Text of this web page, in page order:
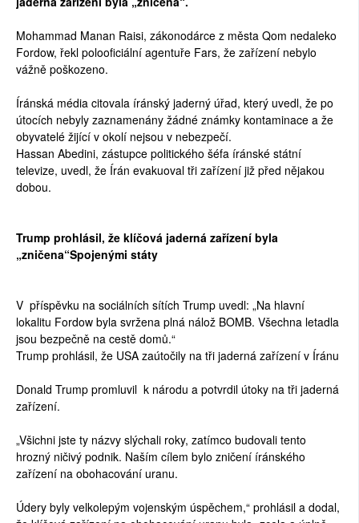
Mohammad Manan Raisi, zákonodárce z města Qom nedaleko
Fordow, řekl polooficiální agentuře Fars, že zařízení nebylo
vážně poškozeno.
Íránská média citovala íránský jaderný úřad, který uvedl, že po
útocích nebyly zaznamenány žádné známky kontaminace a že
obyvatelé žijící v okolí nejsou v nebezpečí.
Hassan Abedini, zástupce politického šéfa íránské státní
televize, uvedl, že Írán evakuoval tři zařízení již před nějakou
dobou.
Trump prohlásil, že klíčová jaderná zařízení byla
„zničena“Spojenými státy
V příspěvku na sociálních sítích Trump uvedl: „Na hlavní
lokalitu Fordow byla svržena plná nálož BOMB. Všechna letadla
jsou bezpečně na cestě domů.“
Trump prohlásil, že USA zaútočily na tři jaderná zařízení v Íránu
Donald Trump promluvil k národu a potvrdil útoky na tři jaderná
zařízení.
„Všichni jste ty názvy slýchali roky, zatímco budovali tento
hrozný ničivý podnik. Naším cílem bylo zničení íránského
zařízení na obohacování uranu.
Údery byly velkolepým vojenským úspěchem,“ prohlásil a dodal,